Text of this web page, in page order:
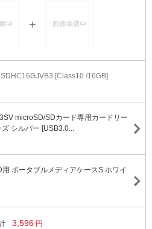
[Class10 /16GB]
microSD/SDカード専用カードリー
シルバー [USB3.0...
ポータブルメディアケースS ホワイ
3,596 円